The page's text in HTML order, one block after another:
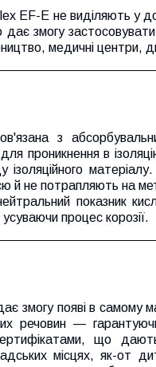
EF-E не виділяють у
змогу
медичні центри,
з
проникнення в
матеріалу.
й не потрапляють на
показник
усуваючи процес корозії.
змогу появі в самому
речовин —
що
місцях, як-от